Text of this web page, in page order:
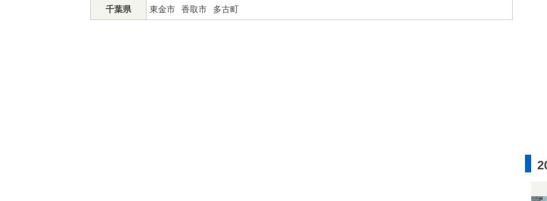
千葉県 東金市 香取市 多古町